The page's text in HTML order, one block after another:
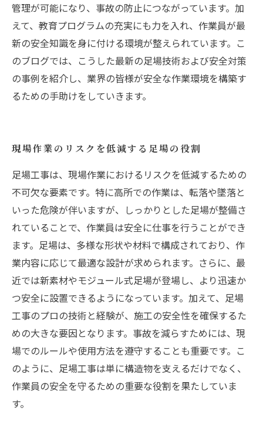
管理が可能になり、事故の防止につながっています。加
えて、教育プログラムの充実にも力を入れ、作業員が最
新の安全知識を身に付ける環境が整えられています。こ
のブログでは、こうした最新の足場技術および安全対策
の事例を紹介し、業界の皆様が安全な作業環境を構築す
るための手助けをしていきます。
現場作業のリスクを低減する足場の役割
足場工事は、現場作業におけるリスクを低減するための
不可欠な要素です。特に高所での作業は、転落や墜落と
いった危険が伴いますが、しっかりとした足場が整備さ
れていることで、作業員は安全に仕事を行うことができ
ます。足場は、多様な形状や材料で構成されており、作
業内容に応じて最適な設計が求められます。さらに、最
近では新素材やモジュール式足場が登場し、より迅速か
つ安全に設置できるようになっています。加えて、足場
工事のプロの技術と経験が、施工の安全性を確保するた
めの大きな要因となります。事故を減らすためには、現
場でのルールや使用方法を遵守することも重要です。こ
のように、足場工事は単に構造物を支えるだけでなく、
作業員の安全を守るための重要な役割を果たしていま
す。